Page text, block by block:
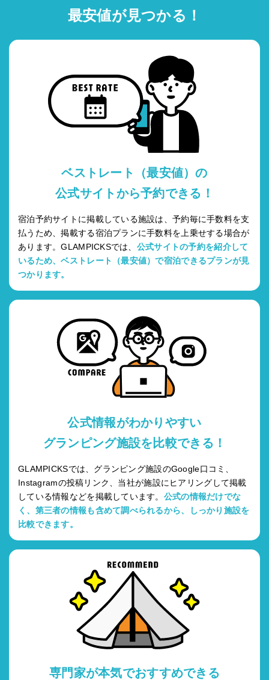
最安値が見つかる！
ベストレート（最安値）の
公式サイトから予約できる！
宿泊予約サイトに掲載している施設は、予約毎に手数料を支
払うため、掲載する宿泊プランに手数料を上乗せする場合が
あります。GLAMPICKSでは、 公式サイトの予約を紹介して
いるため、ベストレート（最安値）で宿泊できるプランが見
つかります。
公式情報がわかりやすい
グランピング施設を比較できる！
GLAMPICKSでは、グランピング施設のGoogle口コミ、
Instagramの投稿リンク、当社が施設にヒアリングして掲載
している情報などを掲載しています。 公式の情報だけでな
く、第三者の情報も含めて調べられるから、しっかり施設を
比較できます。
専門家が本気でおすすめできる